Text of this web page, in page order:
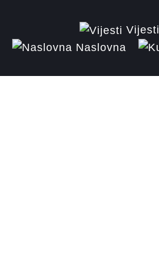
Vijesti
Naslovna